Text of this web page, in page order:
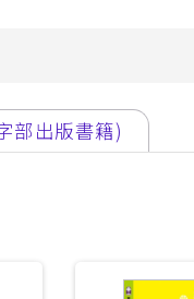
行在社區的福音
教會領導與管理
海外延伸課程(悉
部出版書籍)